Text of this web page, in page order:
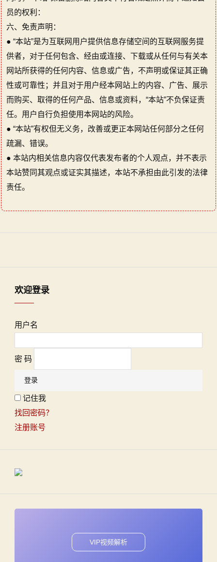
员的权利：
六、免责声明：
● “本站”是为互联网用户提供信息存储空间的互联网服务提
供者，对于任何包含、经由或连接、下载或从任何与有关本
网站所获得的任何内容、信息或广告，不声明或保证其正确
性或可靠性；并且对于用户经本网站上的内容、广告、展示
而购买、取得的任何产品、信息或资料，“本站”不负保证责
任。用户自行负担使用本网站的风险。
● “本站”有权但无义务，改善或更正本网站任何部分之任何
疏漏、错误。
● 本站内相关信息内容仅代表发布者的个人观点，并不表示
本站赞同其观点或证实其描述，本站不承担由此引发的法律
责任。
欢迎登录
用户名
密 码
记住我
找回密码？
注册账号
VIP视频解析